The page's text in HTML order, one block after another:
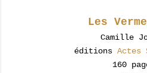
Les
Camille
éditions Actes
160